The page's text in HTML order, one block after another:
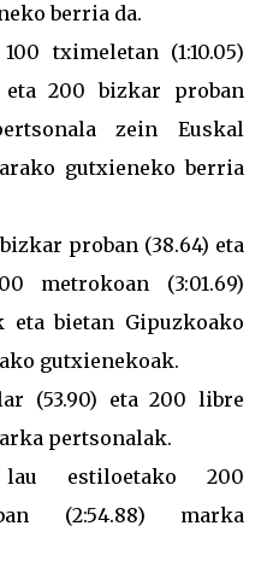
berria da.
tximeletan (1:10.05)
200 bizkar proban
zein Euskal
gutxieneko berria
proban (38.64) eta
metrokoan (3:01.69)
eta bietan Gipuzkoako
gutxienekoak.
(53.90) eta 200 libre
pertsonalak.
estiloetako 200
(2:54.88) marka